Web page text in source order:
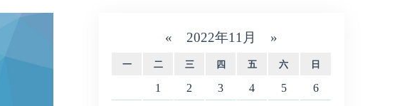
« 2022年11月 »
一 二 三 四 五 六 日
1 2 3 4 5 6